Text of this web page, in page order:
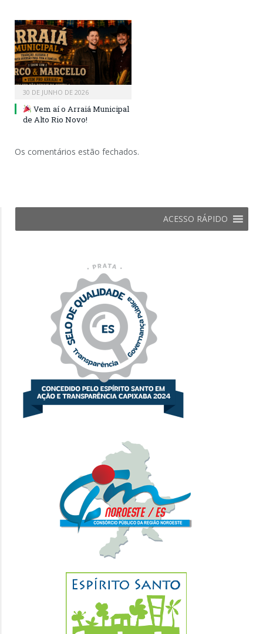
30 DE JUNHO DE 2026
Vem aí o Arraiá Municipal
de Alto Rio Novo!
Os comentários estão fechados.
ACESSO RÁPIDO